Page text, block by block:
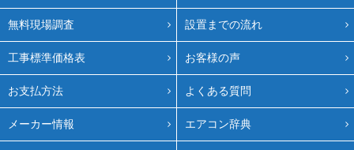
無料現場調査 設置までの流れ
工事標準価格表 お客様の声
お支払方法 よくある質問
メーカー情報 エアコン辞典